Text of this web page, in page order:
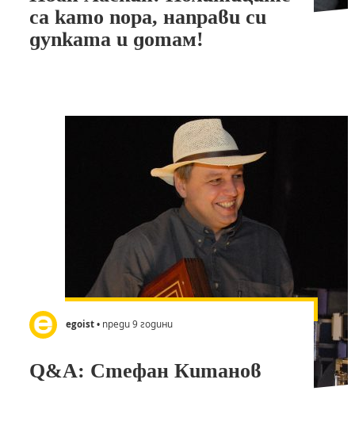
са като пора, направи си
дупката и дотам!
egoist• преди 9 години
Q&A: Стефан Китанов